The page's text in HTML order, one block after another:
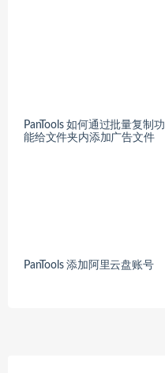
PanTools 如何通过批量复制功
能给文件夹内添加广告文件
PanTools 添加阿里云盘账号